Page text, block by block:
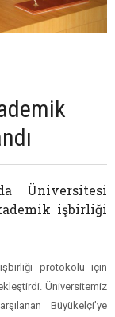
Üniversitesi
işbirliği
protokolü için
Üniversitemiz
Büyükelçi’ye